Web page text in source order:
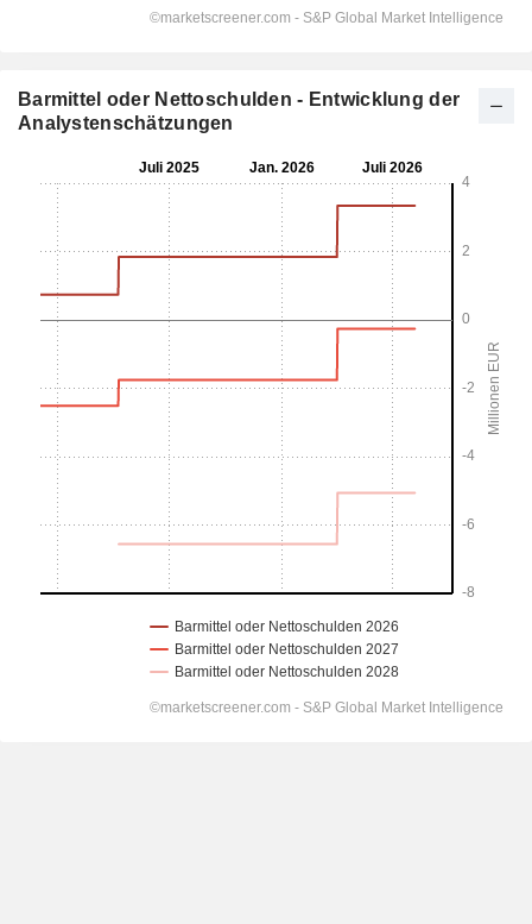
Barmittel oder Nettoschulden - Entwicklung der
Analystenschätzungen